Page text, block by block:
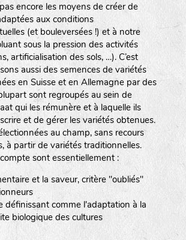
encore les moyens de créer de
aux conditions
(et bouleversées !) et à notre
sous la pression des activités
artificialisation des sols, …). C’est
aussi des semences de variétés
en Suisse et en Allemagne par des
sont regroupés au sein de
qui les rémunère et à laquelle ils
et de gérer les variétés obtenues.
au champ, sans recours
à partir de variétés traditionnelles.
sont essentiellement :
et la saveur, critère "oubliés"
définissant comme l'adaptation à la
biologique des cultures
SAATGUT (BGH)
(DBO)
www.bolster.nl
(GDP)
(JEV)
(LBAG)
lot